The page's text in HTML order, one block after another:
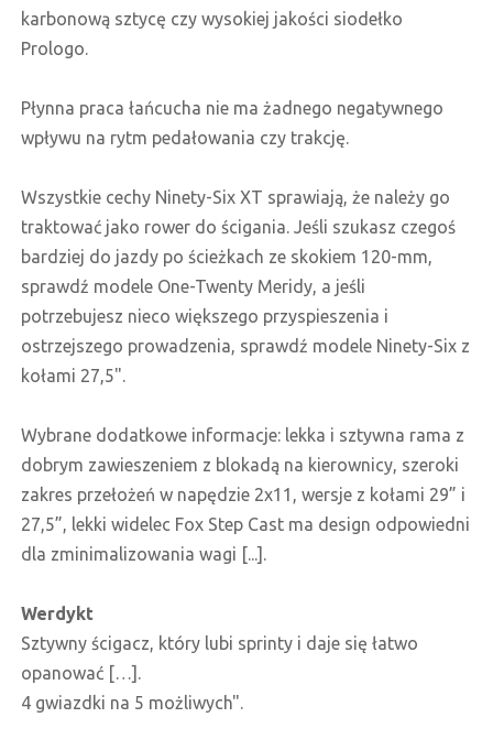
karbonową sztycę czy wysokiej jakości siodełko
Prologo.
Płynna praca łańcucha nie ma żadnego negatywnego
wpływu na rytm pedałowania czy trakcję.
Wszystkie cechy Ninety-Six XT sprawiają, że należy go
traktować jako rower do ścigania. Jeśli szukasz czegoś
bardziej do jazdy po ścieżkach ze skokiem 120-mm,
sprawdź modele One-Twenty Meridy, a jeśli
potrzebujesz nieco większego przyspieszenia i
ostrzejszego prowadzenia, sprawdź modele Ninety-Six z
kołami 27,5".
Wybrane dodatkowe informacje: lekka i sztywna rama z
dobrym zawieszeniem z blokadą na kierownicy, szeroki
zakres przełożeń w napędzie 2x11, wersje z kołami 29” i
27,5”, lekki widelec Fox Step Cast ma design odpowiedni
dla zminimalizowania wagi [...].
Werdykt
Sztywny ścigacz, który lubi sprinty i daje się łatwo
opanować […].
4 gwiazdki na 5 możliwych".